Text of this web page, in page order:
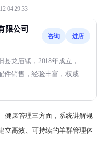
04:29:33
限公司
咨询 进店
龙庙镇，2018年成立，
件销售，经验丰富，权威
健康管理三方面，系统讲解规
立高效、可持续的羊群管理体